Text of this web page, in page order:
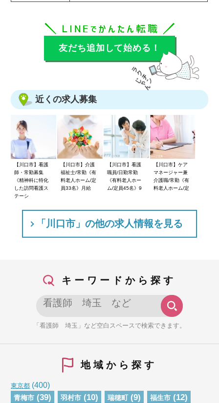
友だち追加して始める！
近くの求人募集
【川口市】看護
師・常勤募集
《精神科に特化
した訪問看護ス
テーシ
【川口市】介護
福祉士/常勤《有
料老人ホーム/定
員33名》月給
【川口市】看護
職員/日勤常勤
《有料老人ホー
ム/定員45名》9
【川口市】ケア
マネージャー兼
介護職/常勤《有
料老人ホーム/定
「川口市」の他の求人情報を見る
キーワードから探す
「看護師 埼玉」など空白スペースで検索できます。
地域から探す
東京都 (400)
青梅市 (39) 羽村市 (10) 瑞穂町 (9) 福生市 (12)